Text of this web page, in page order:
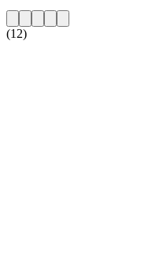
(12)